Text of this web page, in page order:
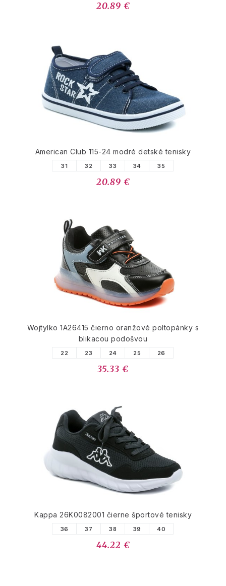
20.89 €
American Club 115-24 modré detské tenisky
31 32 33 34 35
20.89 €
Wojtylko 1A26415 čierno oranžové poltopánky s
blikacou podošvou
22 23 24 25 26
35.33 €
Kappa 26K0082001 čierne športové tenisky
36 37 38 39 40
44.22 €